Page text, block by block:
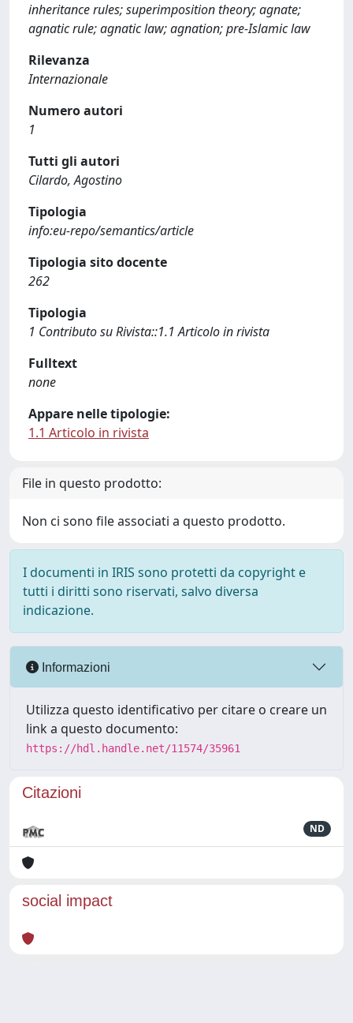
inheritance rules; superimposition theory; agnate;
agnatic rule; agnatic law; agnation; pre-Islamic law
Rilevanza
Internazionale
Numero autori
1
Tutti gli autori
Cilardo, Agostino
Tipologia
info:eu-repo/semantics/article
Tipologia sito docente
262
Tipologia
1 Contributo su Rivista::1.1 Articolo in rivista
Fulltext
none
Appare nelle tipologie:
1.1 Articolo in rivista
File in questo prodotto:
Non ci sono file associati a questo prodotto.
I documenti in IRIS sono protetti da copyright e
tutti i diritti sono riservati, salvo diversa
indicazione.
Informazioni
Utilizza questo identificativo per citare o creare un
link a questo documento:
https://hdl.handle.net/11574/35961
Citazioni
ND
social impact